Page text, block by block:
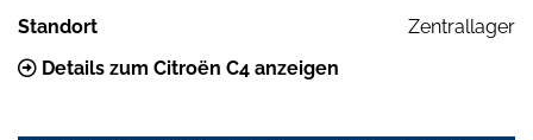
Standort
Zentrallager
Details zum Citroën C4 anzeigen